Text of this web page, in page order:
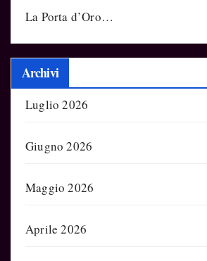
La Porta d’Oro…
Archivi
Luglio 2026
Giugno 2026
Maggio 2026
Aprile 2026